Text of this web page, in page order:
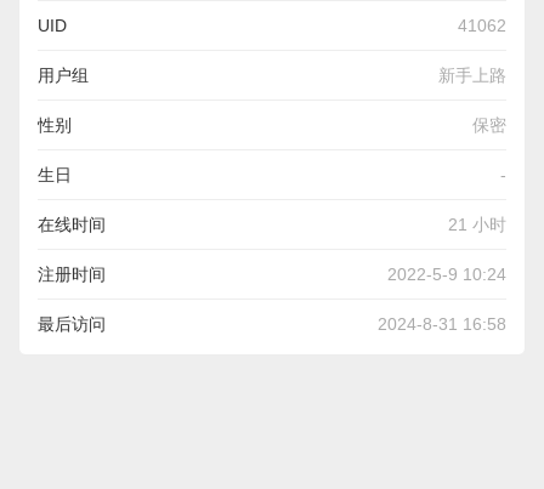
UID 41062
用户组 新手上路
性别 保密
生日 -
在线时间 21 小时
注册时间 2022-5-9 10:24
最后访问 2024-8-31 16:58